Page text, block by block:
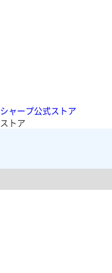
シャープ公式ストア
ストア